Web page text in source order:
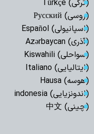
(ترکی) Türkçe
(روسی) Русский
(اسپانیولی) Español
(آذری) Azərbaycan
(سواحلی) Kiswahili
(ایتالیایی) Italiano
(هوسه) Hausa
(اندونزیایی) indonesia
(چینی) 中文